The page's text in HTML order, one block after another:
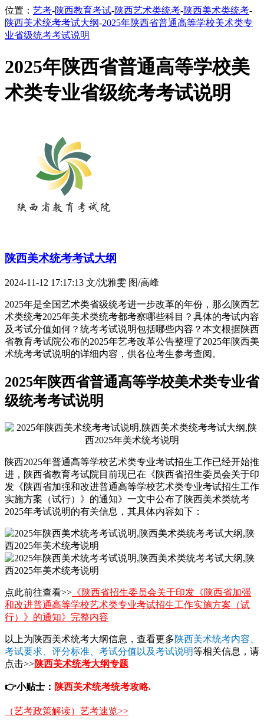
位置： 艺考-陕西教育考试-陕西艺术类统考-陕西美术类统考-
陕西美术统考考试大纲-2025年陕西省普通高等学校美术类专
业省级统考考试说明
2025年陕西省普通高等学校美
术类专业省级统考考试说明
陕西美术统考考试大纲
2024-11-12 17:17:13 文/沈雅雯 图/高峰
2025年是全国艺术类省级统考进一步改革的年份，那么陕西艺
术类统考2025年美术类统考都考察哪些科目？具体的考试内容
及考试分值如何？统考考试说明包括哪些内容？本文根据陕西
省教育考试院公布的2025年艺考改革公告整理了2025年陕西美
术统考考试说明的详细内容，供各位考生参考查阅。
2025年陕西省普通高等学校美术类专业省
级统考考试说明
陕西2025年普通高等学校艺术类专业考试招生工作已经开始推
进，陕西省教育考试院目前现已在《陕西省招生委员会关于印
发《陕西省加强和改进普通高等学校艺术类专业考试招生工作
实施方案（试行）》的通知》一文中公布了陕西美术类统考
2025年考试说明的有关信息，其具体内容如下：
点此前往查看>> 《陕西省招生委员会关于印发《陕西省加强
和改进普通高等学校艺术类专业考试招生工作实施方案（试
行）》的通知》完整内容
以上为陕西美术统考大纲信息，查看更多陕西美术统考内容、
考试要求、评分标准、考试分值以及考试说明等相关信息，请
点击>>陕西美术统考大纲专题
👉小贴士： 陕西美术统考统考攻略.
（艺考政策解读）艺考速览>>